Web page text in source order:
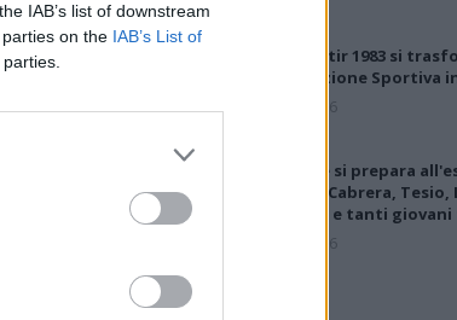
IAB’s list of downstream
on the IAB’s List of
il
Il Monastir 1983 si
Associazione Sportiva
7 Ago 2026
L'Ossese si prepara
Forzati, Cabrera,
Bolzicco e tanti
7 Ago 2026